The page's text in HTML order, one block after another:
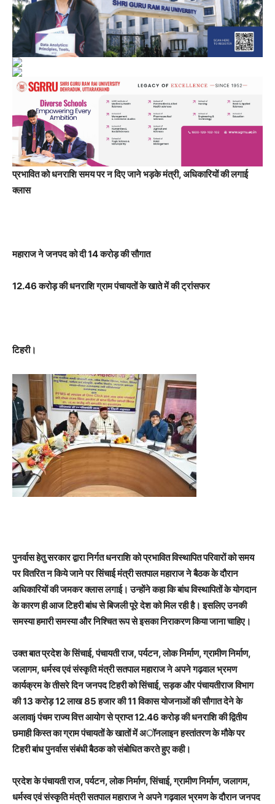
प्रभावित को धनराशि समय पर न दिए जाने भड़के मंत्री, अधिकारियों की लगाई
क्लास
महाराज ने जनपद को दी 14 करोड़ की सौगात
12.46 करोड़ की धनराशि ग्राम पंचायतों के खाते में की ट्रांसफर
टिहरी।
पुनर्वास हेतु सरकार द्वारा निर्गत धनराशि को प्रभावित विस्थापित परिवारों को समय
पर वितरित न किये जाने पर सिंचाई मंत्री सतपाल महाराज ने बैठक के दौरान
अधिकारियों की जमकर क्लास लगाई। उन्होंने कहा कि बांध विस्थापितों के योगदान
के कारण ही आज टिहरी बांध से बिजली पूरे देश को मिल रही है। इसलिए उनकी
समस्या हमारी समस्या और निश्चित रूप से इसका निराकरण किया जाना चाहिए।
उक्त बात प्रदेश के सिंचाई, पंचायती राज, पर्यटन, लोक निर्माण, ग्रामीण निर्माण,
जलागम, धर्मस्व एवं संस्कृति मंत्री सतपाल महाराज ने अपने गढ़वाल भ्रमण
कार्यक्रम के तीसरे दिन जनपद टिहरी को सिंचाई, सड़क और पंचायतीराज विभाग
की 13 करोड़ 12 लाख 85 हजार की 11 विकास योजनाओं की सौगात देने के
अलावाj पंचम राज्य वित्त आयोग से प्राप्त 12.46 करोड़ की धनराशि की द्वितीय
छमाही किस्त का ग्राम पंचायतों के खातों में अॉनलाइन हस्तांतरण के मौके पर
टिहरी बांध पुनर्वास संबंधी बैठक को संबोधित करते हुए कही।
प्रदेश के पंचायती राज, पर्यटन, लोक निर्माण, सिंचाई, ग्रामीण निर्माण, जलागम,
धर्मस्व एवं संस्कृति मंत्री सतपाल महाराज ने अपने गढ़वाल भ्रमण के दौरान जनपद